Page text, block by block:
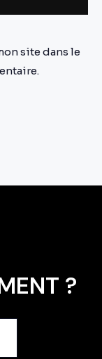
site dans le
?